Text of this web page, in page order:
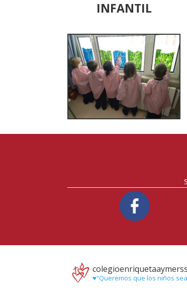
INFANTIL
♥️“Queremos que los niños